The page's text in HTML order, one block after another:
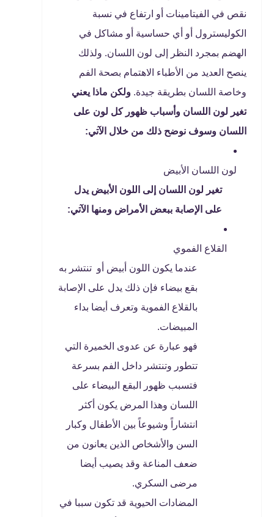
نقص في الفيتامينات أو ارتفاع في نسبة
الكوليسترول أو أي حساسية أو مشاكل في
الهضم بمجرد النظر إلى لون اللسان. ولذلك
ينصح العديد من الأطباء الاهتمام بصحة الفم
وخاصة اللسان بطريقة جيدة. ولكن ماذا يعني
تغير لون اللسان وأسباب ظهور كل لون على
اللسان وسوف نوضح ذلك من خلال الآتي:
لون اللسان الأبيض
تغير لون اللسان إلى اللون الأبيض يدل
على الإصابة ببعض الأمراض ومنها الآتي:
القلاع الفموي
عندما يكون اللون أبيض أو تنتشر به
بقع بيضاء فإن ذلك يدل على الإصابة
بالقلاع الفموية وتعرف أيضا بداء
المبيضات.
فهو عبارة عن عدوى الخميرة التي
تتطور وتنتشر داخل الفم بسرعة
فتسبب ظهور البقع البيضاء على
اللسان وهذا المرض يكون أكثر
انتشاراً وشيوعاً بين الأطفال وكبار
السن والأشخاص الذين يعانون من
ضعف المناعة وقد يصيب أيضا
مرضى السكري.
المضادات الحيوية قد تكون سببا في